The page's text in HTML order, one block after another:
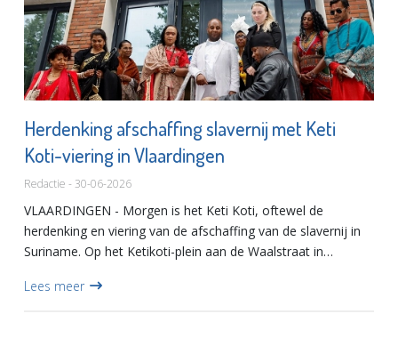
Herdenking afschaffing slavernij met Keti
Koti-viering in Vlaardingen
Redactie - 30-06-2026
VLAARDINGEN - Morgen is het Keti Koti, oftewel de
herdenking en viering van de afschaffing van de slavernij in
Suriname. Op het Ketikoti-plein aan de Waalstraat in
versch...
Lees meer